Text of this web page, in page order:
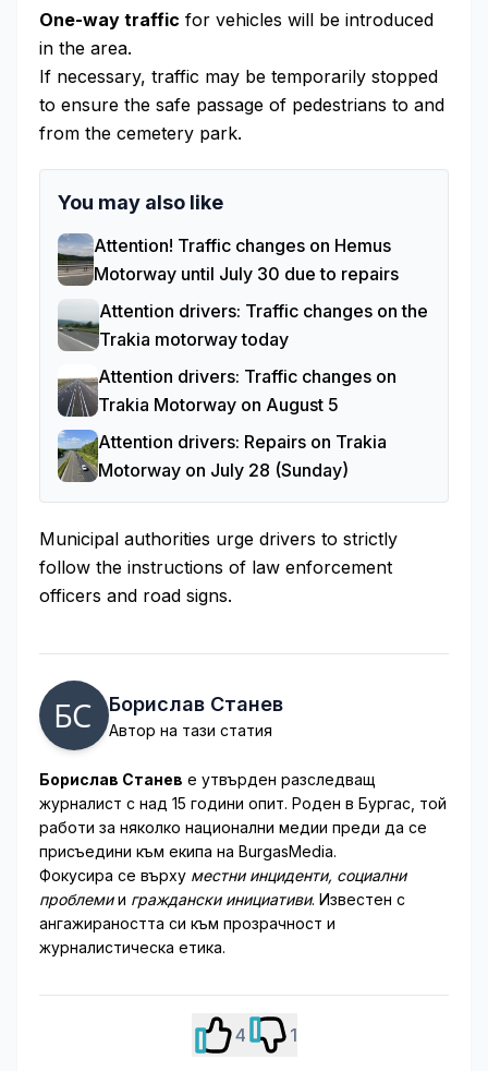
One-way traffic for vehicles will be introduced
in the area.
If necessary, traffic may be temporarily stopped
to ensure the safe passage of pedestrians to and
from the cemetery park.
You may also like
Attention! Traffic changes on Hemus
Motorway until July 30 due to repairs
Attention drivers: Traffic changes on the
Trakia motorway today
Attention drivers: Traffic changes on
Trakia Motorway on August 5
Attention drivers: Repairs on Trakia
Motorway on July 28 (Sunday)
Municipal authorities urge drivers to strictly
follow the instructions of law enforcement
officers and road signs.
Борислав Станев
Автор на тази статия
Борислав Станев е утвърден разследващ
журналист с над 15 години опит. Роден в Бургас, той
работи за няколко национални медии преди да се
присъедини към екипа на BurgasMedia.
Фокусира се върху местни инциденти, социални
проблемии граждански инициативи. Известен с
ангажираността си към прозрачност и
журналистическа етика.
4 1